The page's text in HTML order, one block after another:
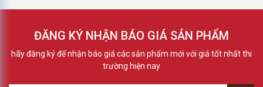
ĐĂNG KÝ NHẬN BÁO GIÁ SẢN PHẨM
hãy đăng ký để nhận báo giá các sản phẩm mới với giá tốt nhất thi
trường hiện nay